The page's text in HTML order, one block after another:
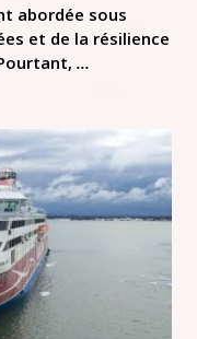
abordée sous
et de la résilience
...